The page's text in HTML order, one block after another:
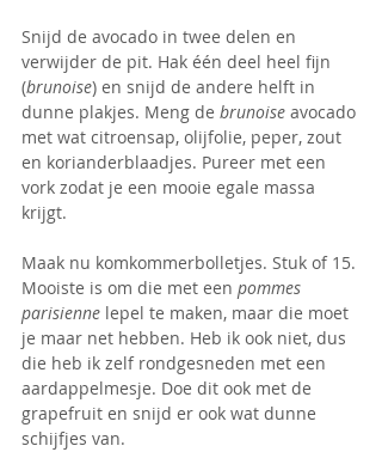
Snijd de avocado in twee delen en
verwijder de pit. Hak één deel heel fijn
(brunoise) en snijd de andere helft in
dunne plakjes. Meng de brunoise avocado
met wat citroensap, olijfolie, peper, zout
en korianderblaadjes. Pureer met een
vork zodat je een mooie egale massa
krijgt.
Maak nu komkommerbolletjes. Stuk of 15.
Mooiste is om die met een pommes
parisienne lepel te maken, maar die moet
je maar net hebben. Heb ik ook niet, dus
die heb ik zelf rondgesneden met een
aardappelmesje. Doe dit ook met de
grapefruit en snijd er ook wat dunne
schijfjes van.